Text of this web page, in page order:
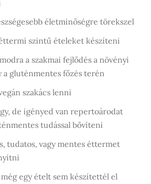
életminőségre törekszel
szintű ételeket készíteni
a szakmai fejlődés a növényi
a gluténmentes főzés terén
szakács lenni
de igényed van repertoárodat
tudással bővíteni
tudatos, vagy mentes éttermet
egy ételt sem készítettél el